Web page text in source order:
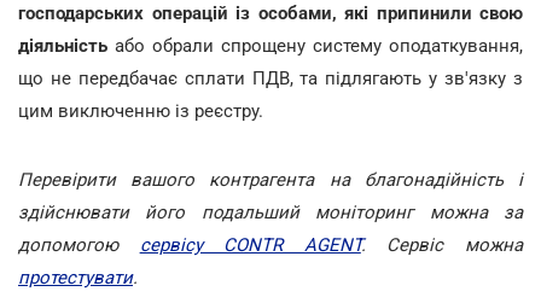
господарських операцій із особами, які припинили свою
діяльність або обрали спрощену систему оподаткування,
що не передбачає сплати ПДВ, та підлягають у зв'язку з
цим виключенню із реєстру.
Перевірити вашого контрагента на благонадійність і
здійснювати його подальший моніторинг можна за
допомогою сервісу CONTR AGENT. Сервіс можна
протестувати.